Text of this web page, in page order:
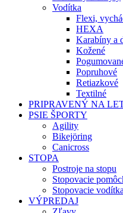
Vodítka
Flexi,
HEXA
Karabíny a
Kožené
Popruhové
Retiazkové
Textilné
PRIPRAVENÝ NA
PSIE ŠPORTY
Agility
Bikejöring
Canicross
STOPA
Postroje na stopu
Stopovacie
Stopovacie vodítka
VÝPREDAJ